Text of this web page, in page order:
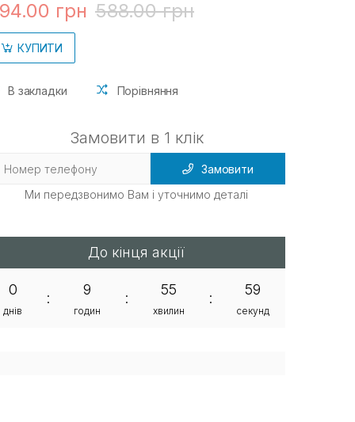
грн 588.00 грн
КУПИТИ
В закладки Порівняння
Замовити в 1 клік
Замовити
Ми передзвонимо Вам і уточнимо деталі
До кінця акції
0
днів
:
9
годин
:
55
хвилин
:
58
секунд